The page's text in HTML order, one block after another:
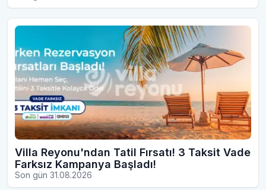
Villa Reyonu'ndan Tatil Fırsatı! 3 Taksit Vade
Farksız Kampanya Başladı!
Son gün 31.08.2026